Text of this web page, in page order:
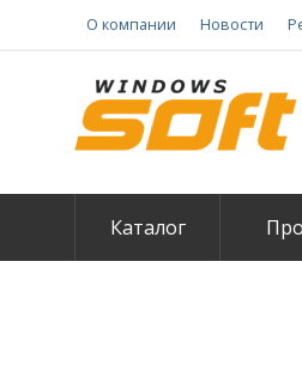
О компании Новости
Каталог